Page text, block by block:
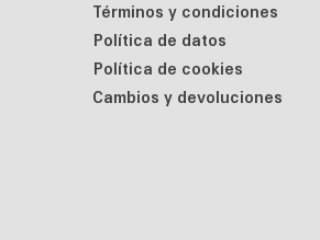
Términos y condiciones
Política de datos
Política de cookies
Cambios y devoluciones